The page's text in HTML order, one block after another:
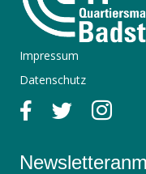
Impressum
Datenschutz